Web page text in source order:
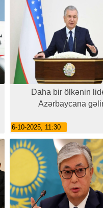
Daha bir ölkənin
Azərbaycana
6-10-2025, 11:30